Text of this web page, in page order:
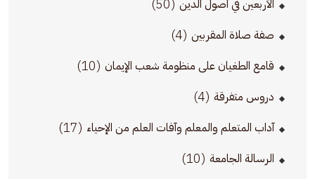
الأربعين في أصول الدين (50)
صفة صلاة المقربين (4)
قامع الطغيان على منظومة شعب الإيمان (10)
دروس متفرقة (4)
آداب المتعلم والمعلم وآفات العلم من الإحياء (17)
الرسالة الجامعة (10)